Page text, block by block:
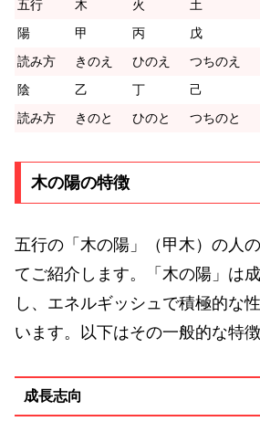
五行 木 火 土
陽
甲 丙 戊
読み方
きのえ ひのえ つちのえ
陰
乙 丁 己
読み方
きのと ひのと つちのと
木の陽の特徴
五行の「木の陽」（甲木）の人
てご紹介します。「木の陽」は
し、エネルギッシュで積極的な
います。以下はその一般的な特徴
成長志向